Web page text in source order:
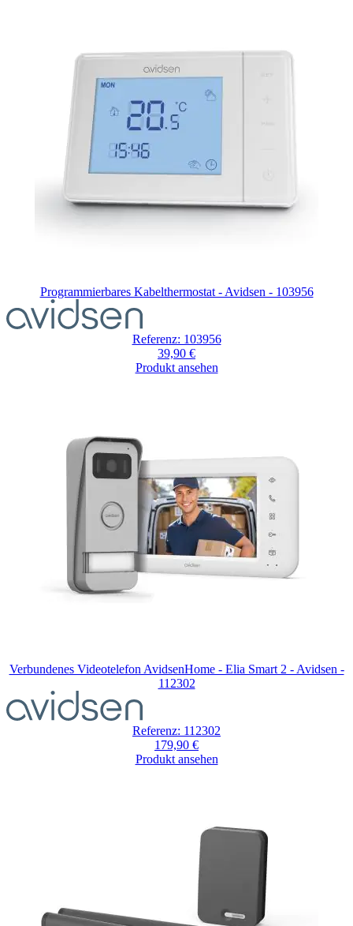
Programmierbares Kabelthermostat - Avidsen - 103956
Referenz: 103956
39,90 €
Produkt ansehen
Verbundenes Videotelefon AvidsenHome - Elia Smart 2 - Avidsen -
112302
Referenz: 112302
179,90 €
Produkt ansehen